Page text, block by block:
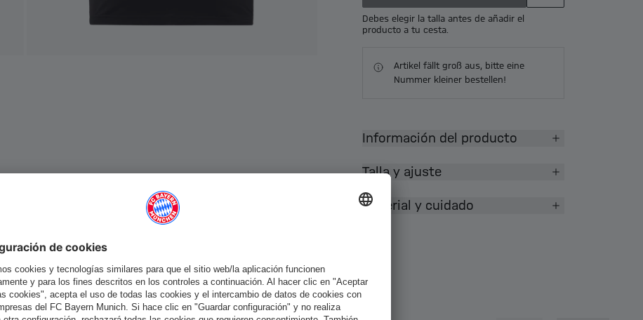
Debes elegir la talla antes de añadir el
producto a tu cesta.
Artikel fällt groß aus, bitte eine
Nummer kleiner bestellen!
Información del producto
Talla y ajuste
Material y cuidado